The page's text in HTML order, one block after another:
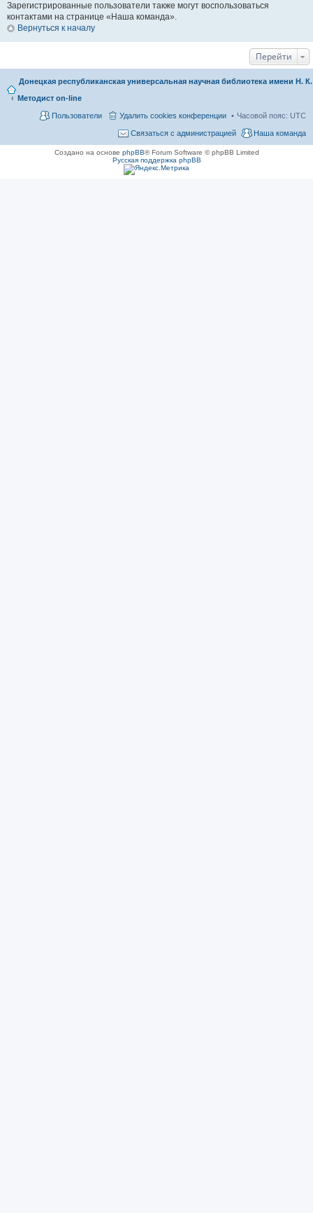
Зарегистрированные пользователи также могут воспользоваться
контактами на странице «Наша команда».
Вернуться к началу
Перейти
Донецкая республиканская универсальная научная библиотека имени Н.
Методист on-line
Часовой пояс: UTC
Удалить cookies конференции
Пользователи
Наша команда
Связаться с администрацией
Создано на основе phpBB® Forum Software © phpBB Limited
Русская поддержка phpBB